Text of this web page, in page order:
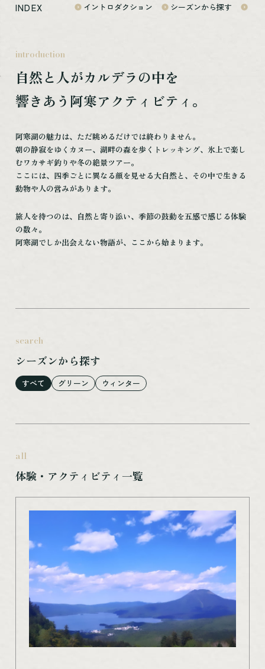
NPO法人阿寒観光協会まちづくり推進機
阿寒湖まりむ館観光インフォメーションセンター
〒085-0467
北海道釧路市阿寒町阿寒湖温泉2丁目6-20
TEL：0154-67-3200
NPO法人阿寒観光協会まちづくり推進機構オフィシャルサイトはこちら
お知らせ
プライバシーポリシー
INDEX イントロダクション シーズンから探す
introduction
自然と人がカルデラの中を
響きあう 阿寒アクティビティ。
阿寒湖の魅力は、ただ眺めるだけでは終わりません。
朝の静寂をゆくカヌー、湖畔の森を歩くトレッキング、氷上で楽し
むワカサギ釣りや冬の絶景ツアー。
ここには、四季ごとに異なる顔を見せる大自然と、その中で生きる
動物や人の営みがあります。
旅人を待つのは、自然と寄り添い、季節の鼓動を五感で感じる体験
の数々。
阿寒湖でしか出会えない物語が、ここから始まります。
search
シーズンから探す
すべて グリーン ウィンター
all
体験・アクティビティ一覧